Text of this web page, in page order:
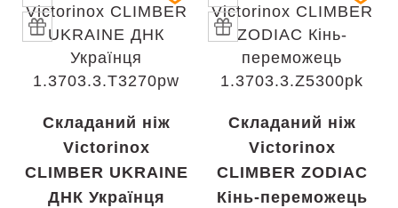
Складаний ніж
Victorinox
CLIMBER UKRAINE
ДНК Українця
Складаний ніж
Victorinox
CLIMBER ZODIAC
Кінь-переможець